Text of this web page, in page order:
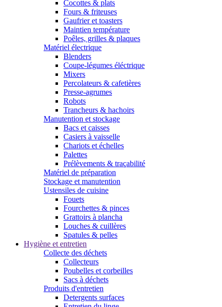
Cocottes & plats
Fours & friteuses
Gaufrier et toasters
Maintien température
Poêles, grilles & plaques
Matériel électrique
Blenders
Coupe-légumes éléctrique
Mixers
Percolateurs & cafetières
Presse-agrumes
Robots
Trancheurs & hachoirs
Manutention et stockage
Bacs et caisses
Casiers à vaisselle
Chariots et échelles
Palettes
Prélèvements & traçabilité
Matériel de préparation
Stockage et manutention
Ustensiles de cuisine
Fouets
Fourchettes & pinces
Grattoirs à plancha
Louches & cuillères
Spatules & pelles
Hygiène et entretien
Collecte des déchets
Collecteurs
Poubelles et corbeilles
Sacs à déchets
Produits d'entretien
Detergents surfaces